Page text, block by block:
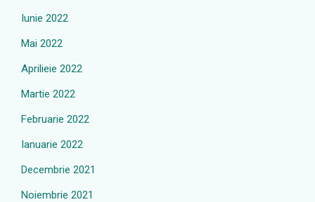
Iunie 2022
Mai 2022
Aprilieie 2022
Martie 2022
Februarie 2022
Ianuarie 2022
Decembrie 2021
Noiembrie 2021